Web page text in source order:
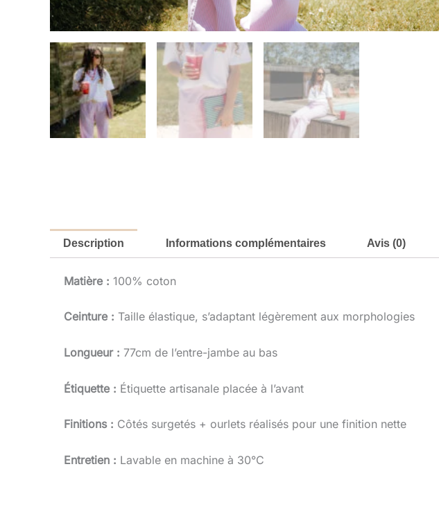
Description Informations complémentaires Avis (0)
Matière : 100% coton
Ceinture : Taille élastique, s’adaptant légèrement aux morphologies
Longueur : 77cm de l’entre-jambe au bas
Étiquette : Étiquette artisanale placée à l’avant
Finitions : Côtés surgetés + ourlets réalisés pour une finition nette
Entretien : Lavable en machine à 30°C